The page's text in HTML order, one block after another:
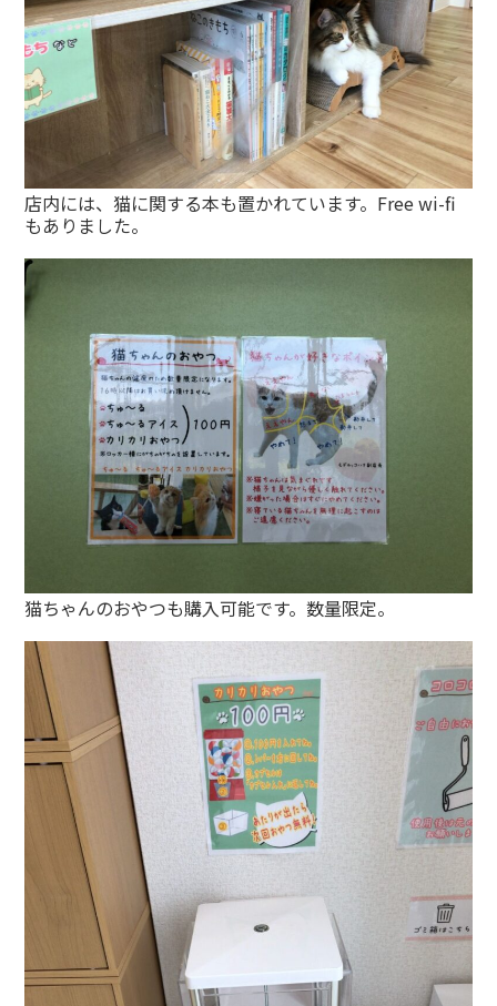
店内には、猫に関する本も置かれています。Free wi-fi
もありました。
猫ちゃんのおやつも購入可能です。数量限定。